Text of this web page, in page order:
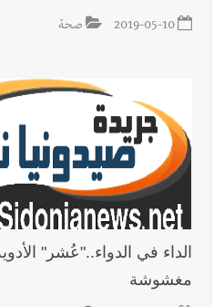
2019-05-10 صحة
الداء في الدواء.."عُشر"
مغشوشة